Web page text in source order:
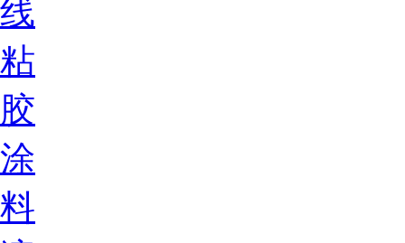
线
粘
胶
涂
料